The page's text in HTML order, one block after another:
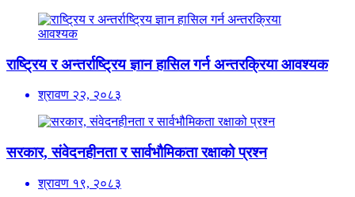
राष्ट्रिय र अन्तर्राष्ट्रिय ज्ञान हासिल गर्न अन्तरक्रिया आवश्यक
श्रावण २२, २०८३
सरकार, संवेदनहीनता र सार्वभौमिकता रक्षाको प्रश्न
श्रावण १९, २०८३